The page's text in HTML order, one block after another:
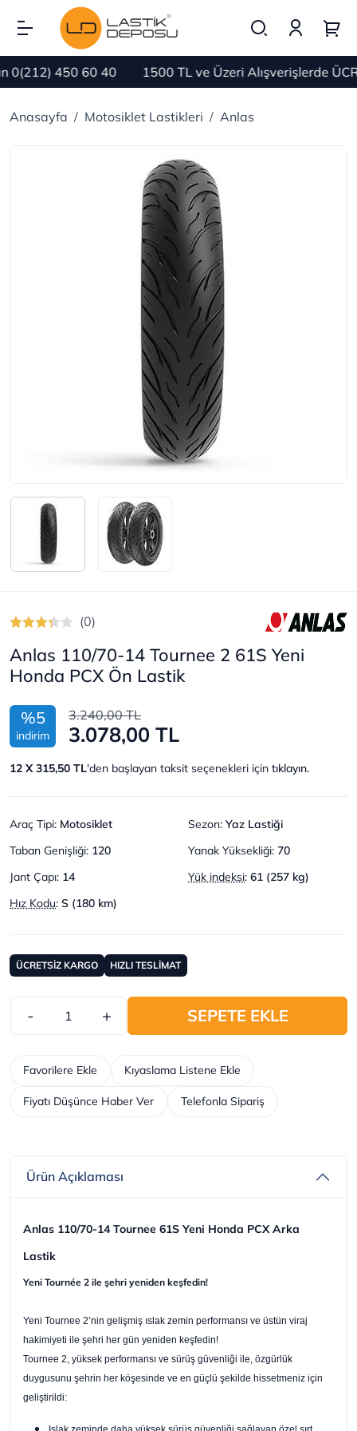
450 60 40 1500 TL ve Üzeri Alışverişlerde
Anasayfa Motosiklet Lastikleri Anlas
(0)
Anlas 110/70-14 Tournee 2 61S Yeni
Honda PCX Ön Lastik
%5
indirim
3.240,00 TL
3.078,00 TL
12 X 315,50 TL'den başlayan taksit seçenekleri için tıklayın.
Araç Tipi: Motosiklet Sezon: Yaz Lastiği
Taban Genişliği: 120 Yanak Yüksekliği: 70
Jant Çapı: 14 Yük indeksi: 61 (257 kg)
Hız Kodu: S (180 km)
ÜCRETSİZ KARGO HIZLI TESLİMAT
- + SEPETE EKLE
Telefonla Sipariş
Kıyaslama Listene Ekle
Favorilere Ekle
Fiyatı Düşünce Haber Ver
Ürün Açıklaması
Anlas 110/70-14 Tournee 61S Yeni Honda PCX Arka
Lastik
Yeni Tournée 2 ile şehri yeniden keşfedin!
Yeni Tournee 2’nin gelişmiş ıslak zemin performansı ve üstün viraj
hakimiyeti ile şehri her gün yeniden keşfedin!
Tournee 2, yüksek performansı ve sürüş güvenliği ile, özgürlük
duygusunu şehrin her köşesinde ve en güçlü şekilde hissetmeniz için
geliştirildi: